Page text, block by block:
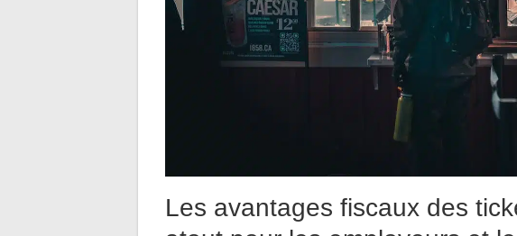
Les avantages fiscaux des